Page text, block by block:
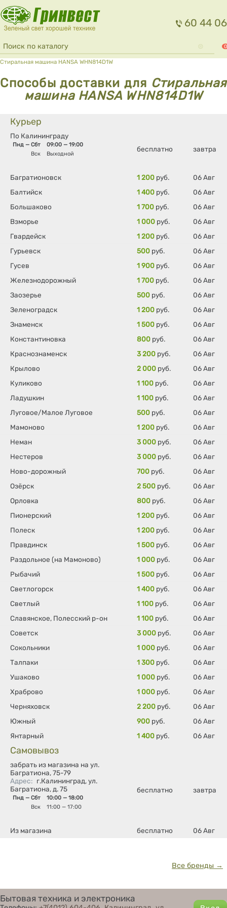
Перейти к основному содержанию
60 44 06
Форма поиска
Поиск 0
Вы здесь
Стиральная машина HANSA WHN814D1W
Способы доставки для Стиральная
машина HANSA WHN814D1W
Курьер
По Калининграду
Пнд — Сбт
09:00 — 19:00
Вск
Выходной
бесплатно завтра
Багратионовск 1 200 руб.
06 Авг
Балтийск
1 400 руб.
06 Авг
Большаково
1 700 руб.
06 Авг
Взморье
1 000 руб.
06 Авг
Гвардейск
1 200 руб.
06 Авг
Гурьевск
500 руб.
06 Авг
Гусев
1 900 руб.
06 Авг
Железнодорожный
1 700 руб.
06 Авг
Заозерье
500 руб.
06 Авг
Зеленоградск
1 200 руб.
06 Авг
Знаменск
1 500 руб.
06 Авг
Константиновка
800 руб.
06 Авг
Краснознаменск
3 200 руб.
06 Авг
Крылово
2 000 руб.
06 Авг
Куликово
1 100 руб.
06 Авг
Ладушкин
1 100 руб.
06 Авг
Луговое/Малое Луговое
500 руб.
06 Авг
Мамоново
1 200 руб.
06 Авг
Неман
3 000 руб.
06 Авг
Нестеров
3 000 руб.
06 Авг
Ново-дорожный
700 руб.
06 Авг
Озёрск
2 500 руб.
06 Авг
Орловка
800 руб.
06 Авг
Пионерский
1 200 руб.
06 Авг
Полеск
1 200 руб.
06 Авг
Правдинск
1 500 руб.
06 Авг
Раздольное (на Мамоново)
1 000 руб.
06 Авг
Рыбачий
1 500 руб.
06 Авг
Светлогорск
1 400 руб.
06 Авг
Светлый
1 100 руб.
06 Авг
Славянское, Полесский р-он
1 100 руб.
06 Авг
Советск
3 000 руб.
06 Авг
Сокольники
1 000 руб.
06 Авг
Талпаки
1 300 руб.
06 Авг
Ушаково
1 000 руб.
06 Авг
Храброво
1 000 руб.
06 Авг
Черняховск
2 200 руб.
06 Авг
Южный
900 руб.
06 Авг
Янтарный
1 400 руб. 06 Авг
Самовывоз
забрать из магазина на ул.
Багратиона, 75-79
Адрес: г.Калининград, ул.
Багратиона, д. 75
Пнд — Сбт
10:00 — 18:00
Вск
11:00 — 17:00
бесплатно завтра
Из магазина бесплатно 06 Авг
Все бренды →
Бытовая техника и электроника